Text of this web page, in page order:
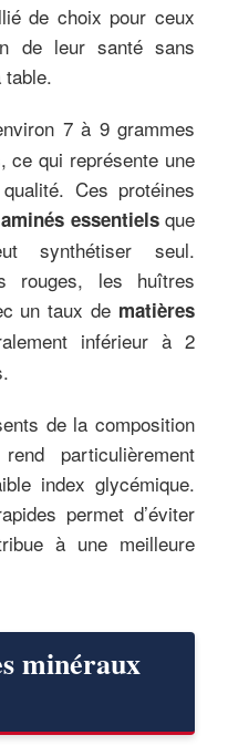
de choix pour ceux
de leur santé sans
7 à 9 grammes
ce qui représente une
Ces protéines
essentielsque
synthétiser seul.
rouges, les huîtres
un taux de matières
inférieur à 2
de la composition
particulièrement
index glycémique.
permet d’éviter
à une meilleure
minéraux